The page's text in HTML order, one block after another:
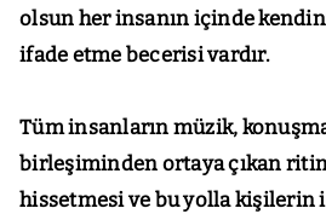
olsun her insanın içinde
ifade etme becerisi vardır.
Tüm insanların müzik,
birleşiminden ortaya çıkan
hissetmesi ve bu yolla kişilerin